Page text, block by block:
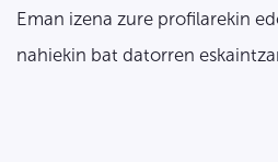
Eman izena zure profilarekin
nahiekin bat datorren